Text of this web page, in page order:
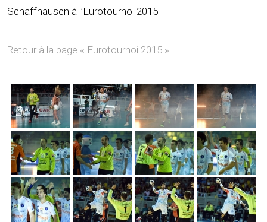
Schaffhausen à l’Eurotournoi 2015
Retour à la page « Eurotournoi 2015 »